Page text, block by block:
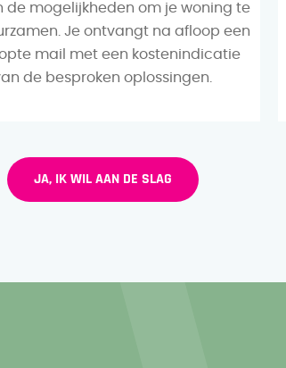
de mogelijkheden om je woning te
Je ontvangt na afloop een
mail met een kostenindicatie
de besproken oplossingen.
JA, IK WIL AAN DE SLAG